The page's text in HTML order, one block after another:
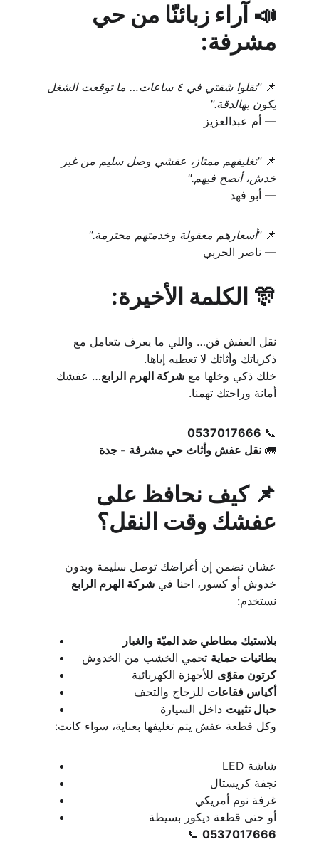
📣 آراء زبائنّا من حي
مشرفة:
📌
"نقلوا شقتي في ٤ ساعات… ما توقعت الشغل
يكون بهالدقة."
— أم عبدالعزيز
📌 "تغليفهم ممتاز، عفشي وصل سليم من غير
خدش، أنصح فيهم."
— أبو فهد
📌 "أسعارهم معقولة وخدمتهم محترمة."
— ناصر الحربي
🎊 الكلمة الأخيرة:
نقل العفش فن… واللي ما يعرف يتعامل مع
ذكرياتك وأثاثك لا تعطيه إياها.
خلك ذكي وخلها مع شركة الهرم الرابع… عفشك
أمانة وراحتك تهمنا.
📞
0537017666
🚛 نقل عفش وأثاث حي مشرفة - جدة
📌 كيف نحافظ على
عفشك وقت النقل؟
عشان نضمن إن أغراضك توصل سليمة وبدون
خدوش أو كسور، احنا في شركة الهرم الرابع
نستخدم:
بلاستيك مطاطي ضد الميّة والغبار
بطانيات حماية تحمي الخشب من الخدوش
كرتون مقوّى للأجهزة الكهربائية
أكياس فقاعات للزجاج والتحف
حبال تثبيت داخل السيارة
وكل قطعة عفش يتم تغليفها بعناية، سواء كانت:
شاشة LED
نجفة كريستال
غرفة نوم أمريكي
أو حتى قطعة ديكور بسيطة
📞 0537017666